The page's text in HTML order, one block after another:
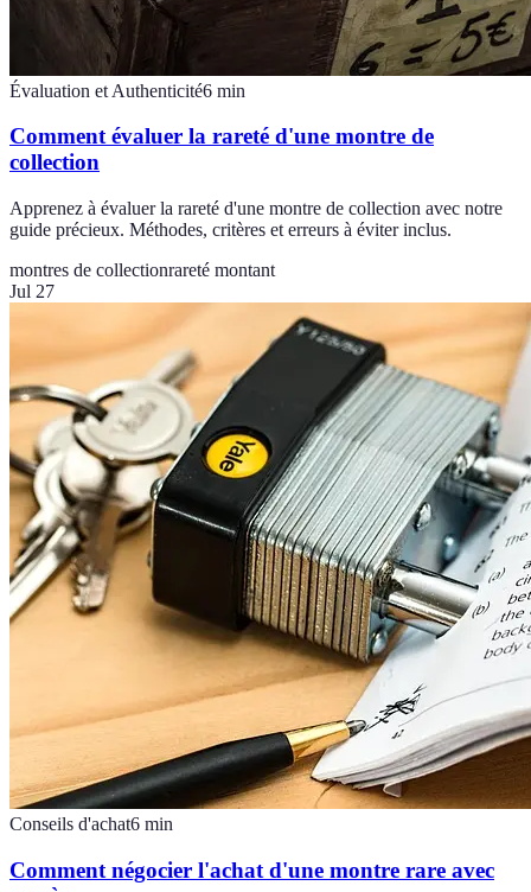
Évaluation et Authenticité6 min
Comment évaluer la rareté d'une montre de
collection
Apprenez à évaluer la rareté d'une montre de collection avec notre
guide précieux. Méthodes, critères et erreurs à éviter inclus.
montres de collectionrareté montant
Jul 27
Conseils d'achat6 min
Comment négocier l'achat d'une montre rare avec